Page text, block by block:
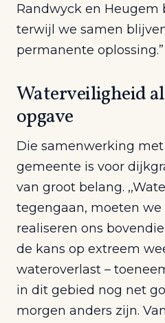
Randwyck en Heugem
terwijl we samen
permanente oplossing.”
Waterveiligheid
opgave
Die samenwerking
gemeente is voor
van groot belang.
tegengaan, moeten we
realiseren ons
de kans op extreem
wateroverlast –
in dit gebied nog net
morgen anders zijn.